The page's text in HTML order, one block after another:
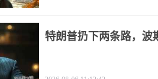
特朗普扔下两条路，波